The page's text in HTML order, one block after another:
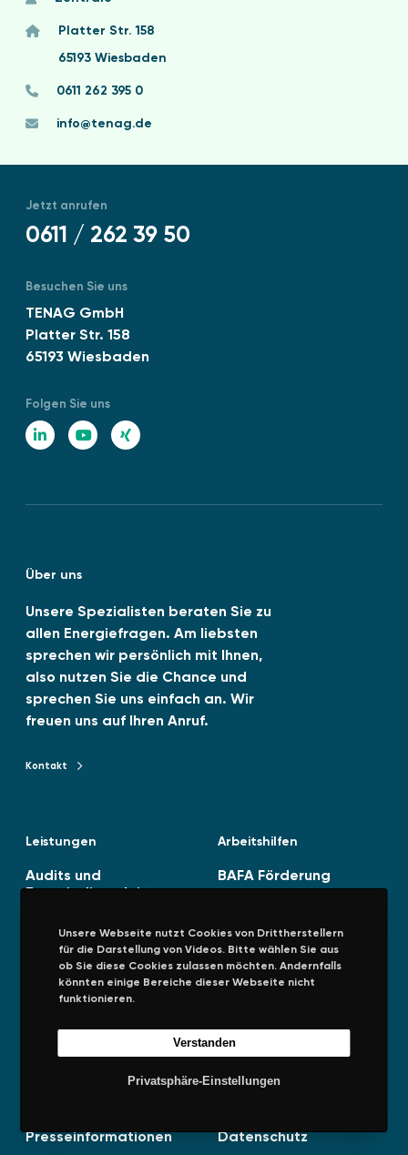
Platter Str. 158
65193 Wiesbaden
0611 262 395 0
info@tenag.de
Jetzt anrufen
0611 / 262 39 50
Besuchen Sie uns
TENAG GmbH
Platter Str. 158
65193 Wiesbaden
Folgen Sie uns
L
d
I
n
Y
e
X
Über uns
Unsere Spezialisten beraten Sie zu
allen Energiefragen. Am liebsten
sprechen wir persönlich mit Ihnen,
also nutzen Sie die Chance und
sprechen Sie uns einfach an. Wir
freuen uns auf Ihren Anruf.
Kontakt
Leistungen
Audits und
Energiestrategie
Managementsysteme
Arbeitshilfen
BAFA Förderung
Presseinformationen Datenschutz
Unsere Webseite nutzt Cookies von Drittherstellern
für die Darstellung von Videos. Bitte wählen Sie aus
ob Sie diese Cookies zulassen möchten. Andernfalls
könnten einige Bereiche dieser Webseite nicht
funktionieren.
Privatsphäre-Einstellungen
Verstanden